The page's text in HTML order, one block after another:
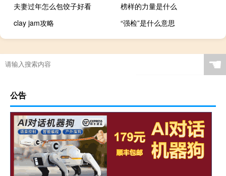
夫妻过年怎么包饺子好看
榜样的力量是什么
clay jam攻略
“强检”是什么意思
☚
公告